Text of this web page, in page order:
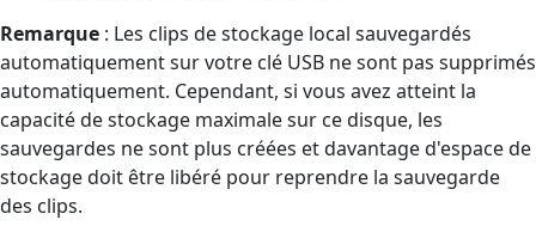
Remarque : Les clips de stockage local sauvegardés
automatiquement sur votre clé USB ne sont pas supprimés
automatiquement. Cependant, si vous avez atteint la
capacité de stockage maximale sur ce disque, les
sauvegardes ne sont plus créées et davantage d'espace de
stockage doit être libéré pour reprendre la sauvegarde
des clips.